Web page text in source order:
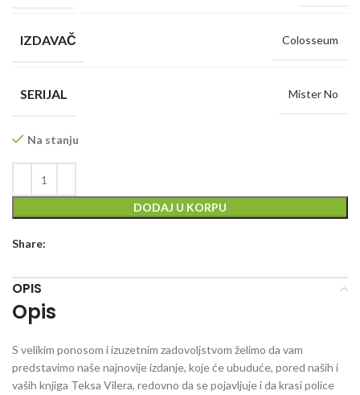
IZDAVAČ Colosseum
SERIJAL Mister No
Na stanju
DODAJ U KORPU
Share:
OPIS
Opis
S velikim ponosom i izuzetnim zadovoljstvom želimo da vam
predstavimo naše najnovije izdanje, koje će ubuduće, pored naših i
vaših knjiga Teksa Vilera, redovno da se pojavljuje i da krasi police